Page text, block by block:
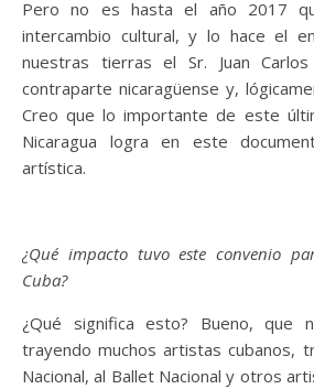
Pero no es hasta el año 2017
intercambio cultural, y lo hace el
nuestras tierras el Sr. Juan
contraparte nicaragüense y,
Creo que lo importante de este
Nicaragua logra en este
artística.
¿Qué impacto tuvo este convenio
Cuba?
¿Qué significa esto? Bueno, que
trayendo muchos artistas cubanos,
Nacional, al Ballet Nacional y otros